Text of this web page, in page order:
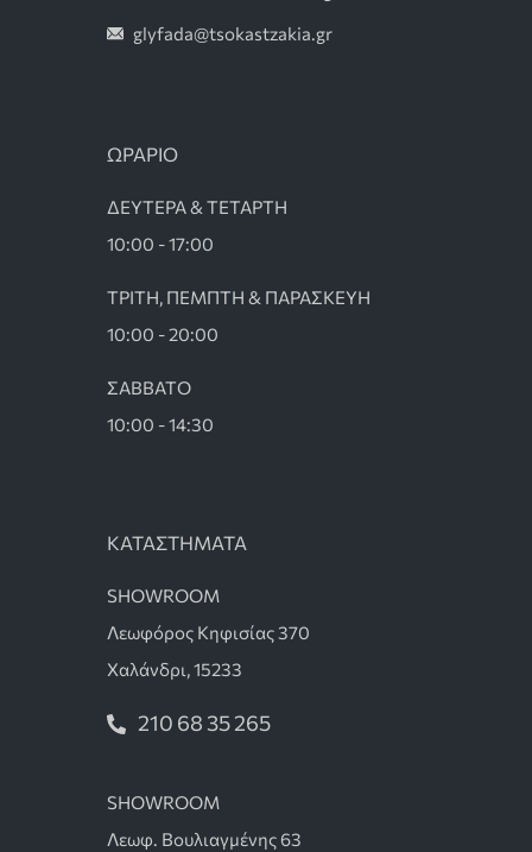
ΚΑΤΑΣΤΗΜΑΤΑ
SHOWROOM
Λεωφόρος Κηφισίας 370
Χαλάνδρι, 15233
210 68 35 265
SHOWROOM
Λεωφ. Βουλιαγμένης 63
glyfada@tsokastzakia.gr
ΩΡΑΡΙΟ
ΔΕΥΤΕΡΑ & ΤΕΤΑΡΤΗ
10:00 - 17:00
ΤΡΙΤΗ, ΠΕΜΠΤΗ & ΠΑΡΑΣΚΕΥΗ
10:00 - 20:00
ΣΑΒΒΑΤΟ
10:00 - 14:30